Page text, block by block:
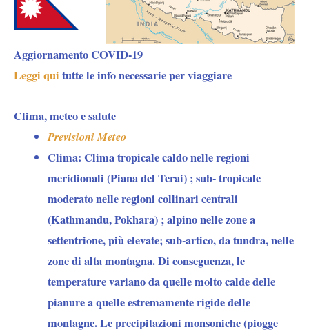
Aggiornamento COVID-19
Leggi qui tutte le info necessarie per viaggiare
Clima, meteo e salute
Previsioni Meteo
Clima: Clima tropicale caldo nelle regioni
meridionali (Piana del Terai) ; sub- tropicale
moderato nelle regioni collinari centrali
(Kathmandu, Pokhara) ; alpino nelle zone a
settentrione, più elevate; sub-artico, da tundra, nelle
zone di alta montagna. Di conseguenza, le
temperature variano da quelle molto calde delle
pianure a quelle estremamente rigide delle
montagne. Le precipitazioni monsoniche (piogge